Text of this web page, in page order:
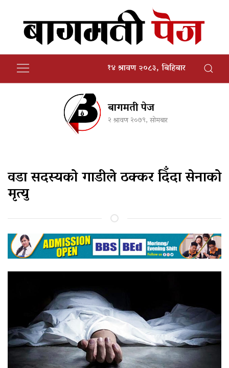
१४ श्रावण २०८३, बिहिबार
बागमती पेज
२ श्रावण २०७९, सोमबार
वडा सदस्यको गाडीले ठक्कर दिँदा सेनाको
मृत्यु